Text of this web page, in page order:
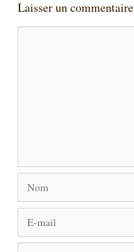
Laisser un commentaire
Nom
mail